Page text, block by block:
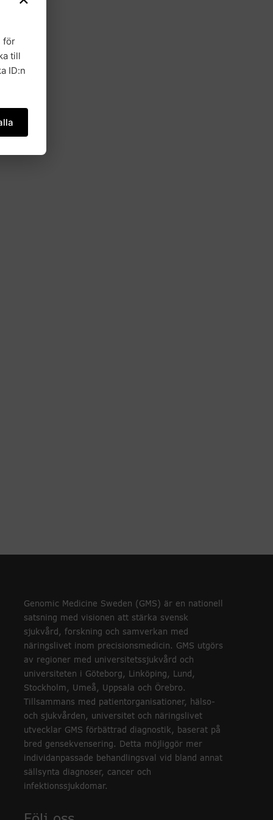
Genomic Medicine Sweden (GMS) är en nationell
satsning med visionen att stärka svensk
sjukvård, forskning och samverkan med
näringslivet inom precisionsmedicin. GMS utgörs
av regioner med universitetssjukvård och
universiteten i Göteborg, Linköping, Lund,
Stockholm, Umeå, Uppsala och Örebro.
Tillsammans med patientorganisationer, hälso-
och sjukvården, universitet och näringslivet
utvecklar GMS förbättrad diagnostik, baserat på
bred gensekvensering. Detta möjliggör mer
individanpassade behandlingsval vid bland annat
sällsynta diagnoser, cancer och
infektionssjukdomar.
för
till
ID:n